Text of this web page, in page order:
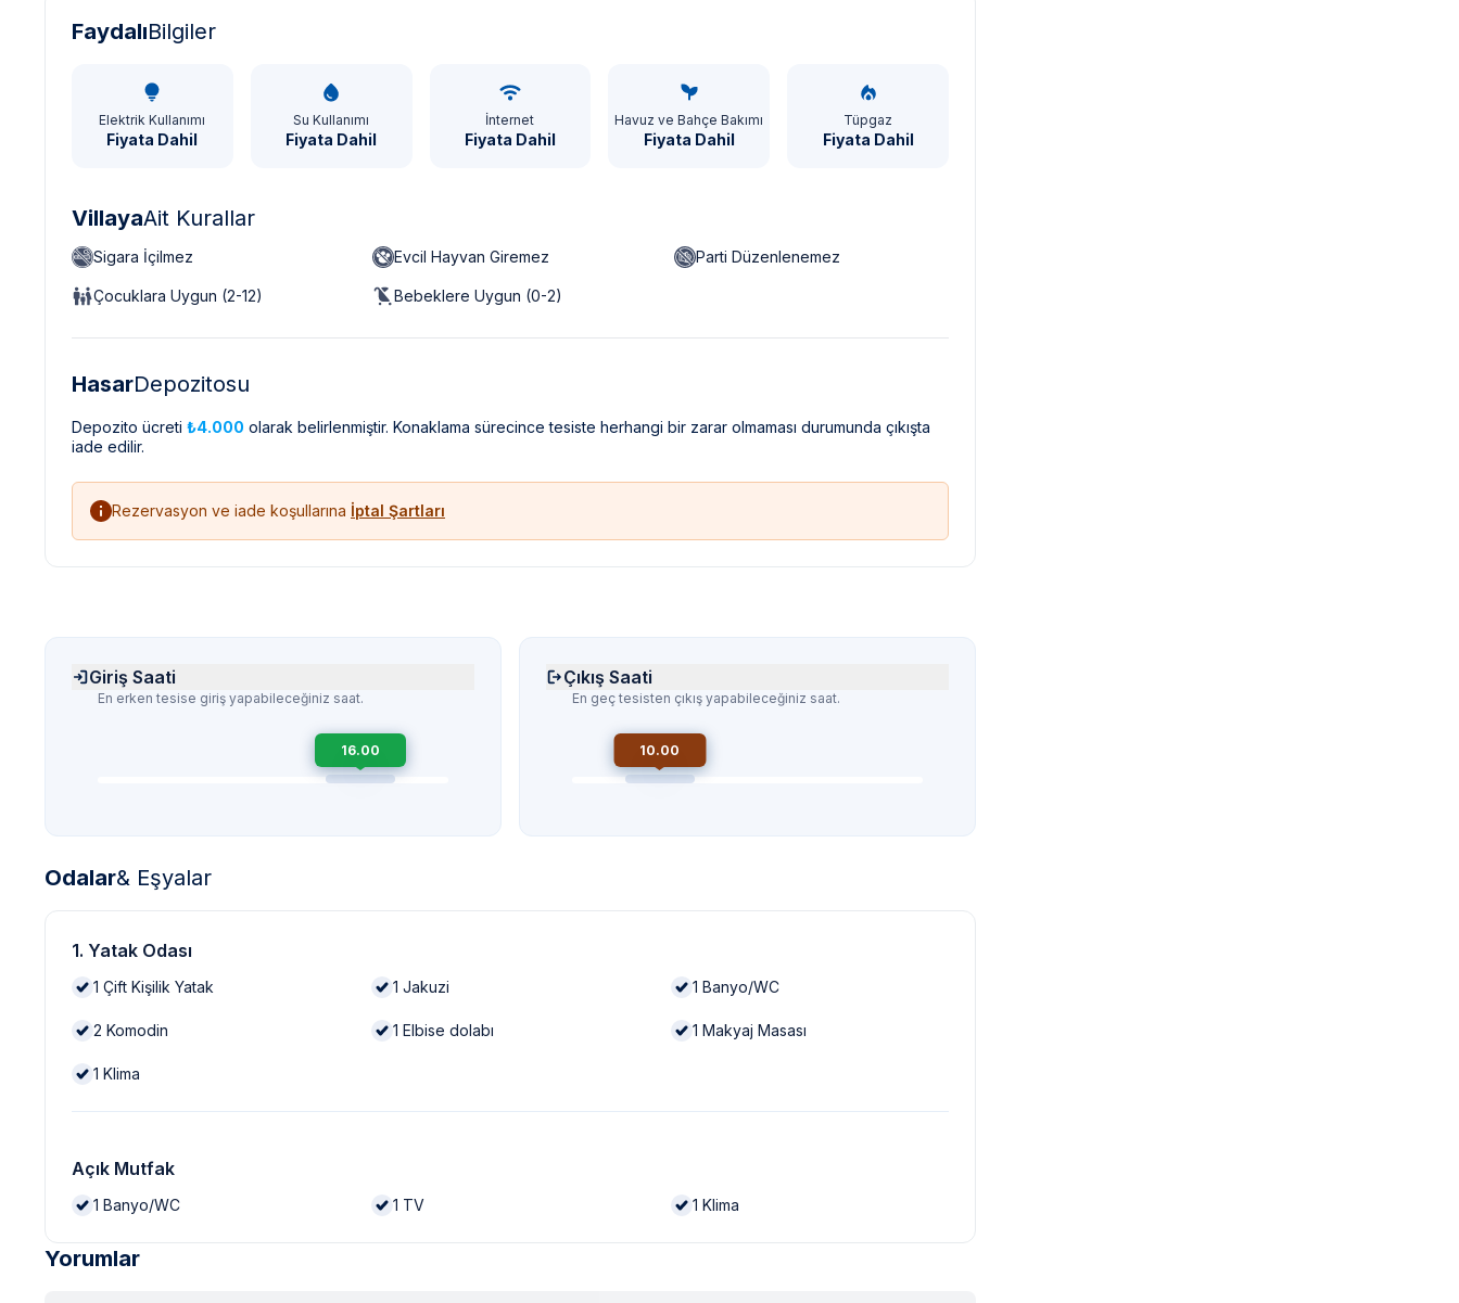
FaydalıBilgiler
Elektrik Kullanımı
Fiyata Dahil
Su Kullanımı
Fiyata Dahil
İnternet
Fiyata Dahil
Havuz ve Bahçe Bakımı
Fiyata Dahil
Tüpgaz
Fiyata Dahil
VillayaAit Kurallar
Sigara İçilmez Evcil Hayvan Giremez Parti Düzenlenemez
Çocuklara Uygun (2-12) Bebeklere Uygun (0-2)
HasarDepozitosu
Depozito ücreti ₺4.000 olarak belirlenmiştir. Konaklama sürecince tesiste herhangi bir zarar olmaması durumunda çıkışta
iade edilir.
Rezervasyon ve iade koşullarına İptal Şartları
Giriş Saati
En erken tesise giriş yapabileceğiniz saat.
16.00
Çıkış Saati
En geç tesisten çıkış yapabileceğiniz saat.
10.00
Odalar& Eşyalar
1. Yatak Odası
1 Çift Kişilik Yatak 1 Jakuzi 1 Banyo/WC
2 Komodin 1 Elbise dolabı 1 Makyaj Masası
1 Klima
Açık Mutfak
1 Banyo/WC 1 TV 1 Klima
Yorumlar